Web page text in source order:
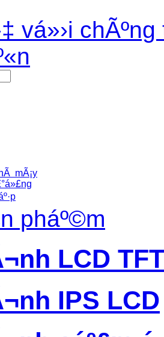
vá»›i chÃºng
mÃ¡y
pháº©m
LCD TFT
IPS LCD